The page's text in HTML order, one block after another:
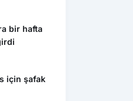
bir hafta
için şafak